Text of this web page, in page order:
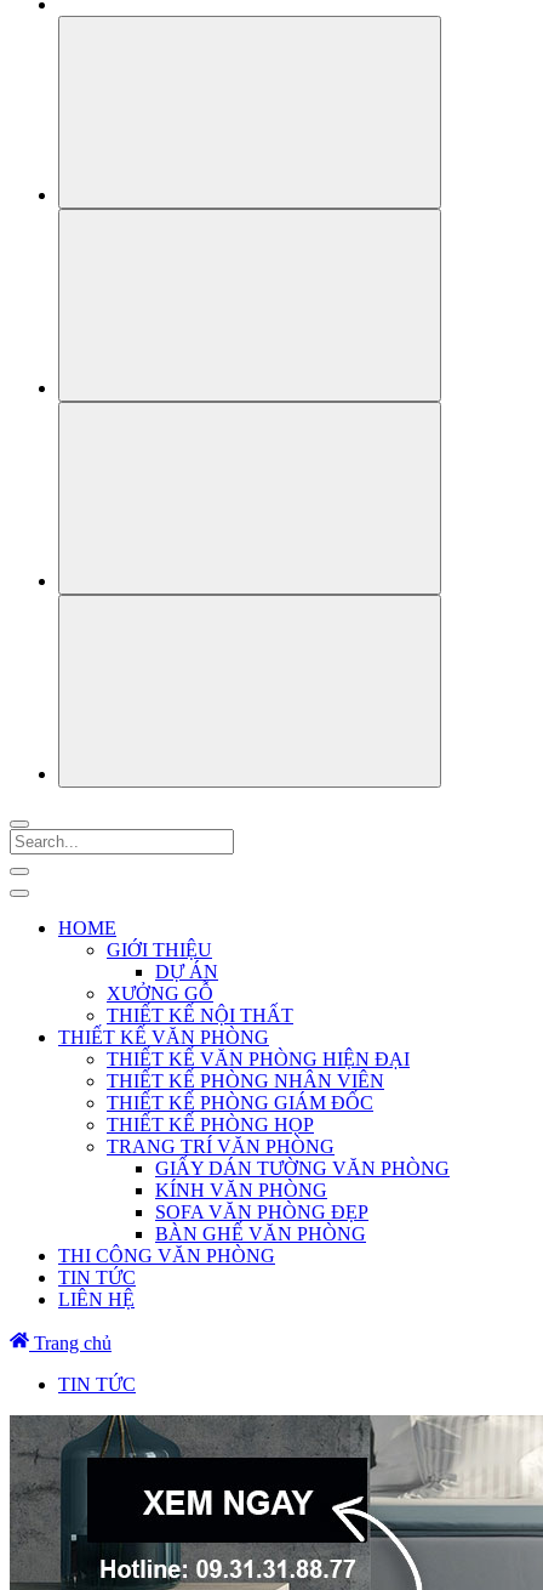
HOME
GIỚI THIỆU
DỰ ÁN
XƯỞNG GỖ
THIẾT KẾ NỘI THẤT
THIẾT KẾ VĂN PHÒNG
THIẾT KẾ VĂN PHÒNG HIỆN ĐẠI
THIẾT KẾ PHÒNG NHÂN VIÊN
THIẾT KẾ PHÒNG GIÁM ĐỐC
THIẾT KẾ PHÒNG HỌP
TRANG TRÍ VĂN PHÒNG
GIẤY DÁN TƯỜNG VĂN PHÒNG
KÍNH VĂN PHÒNG
SOFA VĂN PHÒNG ĐẸP
BÀN GHẾ VĂN PHÒNG
THI CÔNG VĂN PHÒNG
TIN TỨC
LIÊN HỆ
Trang chủ
TIN TỨC